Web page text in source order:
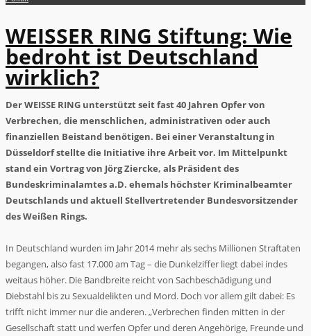
WEISSER RING Stiftung: Wie
bedroht ist Deutschland
wirklich?
Der WEISSE RING unterstützt seit fast 40 Jahren Opfer von
Verbrechen, die menschlichen, administrativen oder auch
finanziellen Beistand benötigen. Bei einer Veranstaltung in
Düsseldorf stellte die Initiative ihre Arbeit vor. Im Mittelpunkt
stand ein Vortrag von Jörg Ziercke, als Präsident des
Bundeskriminalamtes a.D. ehemals höchster Kriminalbeamter
Deutschlands und aktuell Stellvertretender Bundesvorsitzender
des Weißen Rings.
In Deutschland wurden im Jahr 2014 mehr als sechs Millionen Straftaten
begangen, also fast 17.000 am Tag – die Dunkelziffer liegt dabei indes
weitaus höher. Die Bandbreite reicht von Sachbeschädigung und
Diebstahl bis zu Sexualdelikten und Mord. Doch vor allem gilt dabei: Es
trifft nicht immer nur die anderen. „Verbrechen finden mitten in der
Gesellschaft statt und werfen Opfer und deren Angehörige, Freunde und